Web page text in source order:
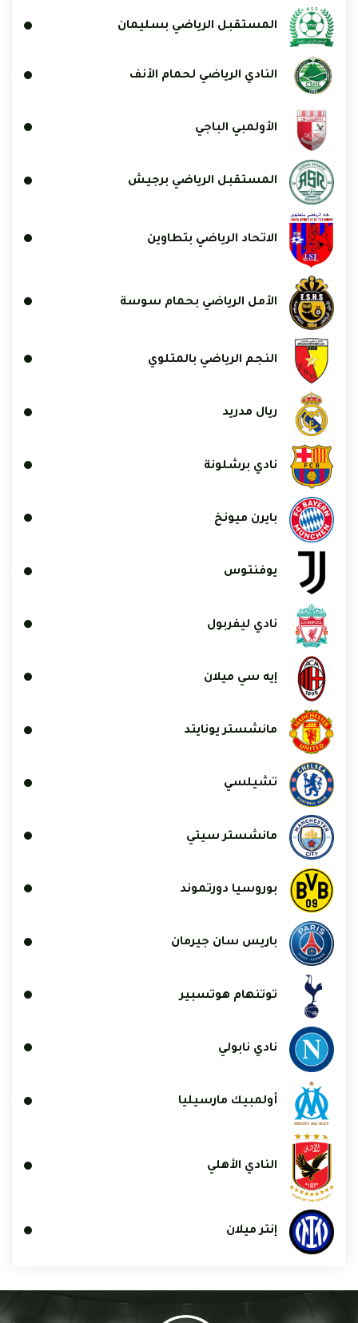
المستقبل الرياضي بسليمان
النادي الرياضي لحمام الأنف
الأولمبي الباجي
المستقبل الرياضي برجيش
الاتحاد الرياضي بتطاوين
الأمل الرياضي بحمام سوسة
النجم الرياضي بالمتلوي
ريال مدريد
نادي برشلونة
بايرن ميونخ
يوفنتوس
نادي ليفربول
إيه سي ميلان
مانشستر يونايتد
تشيلسي
مانشستر سيتي
بوروسيا دورتموند
باريس سان جيرمان
توتنهام هوتسبير
نادي نابولي
أولمبيك مارسيليا
النادي الأهلي
إنتر ميلان